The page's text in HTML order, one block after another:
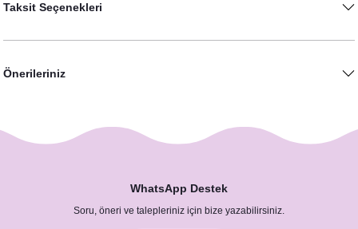
13,50 TL
Taksit Seçenekleri
Önerileriniz
WhatsApp Destek
Soru, öneri ve talepleriniz için bize yazabilirsiniz.